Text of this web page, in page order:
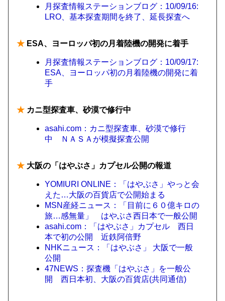
月探査情報ステーションブログ：10/09/16:
LRO、基本探査期間を終了、延長探査へ
★ ESA、ヨーロッパ初の月着陸機の開発に着手
月探査情報ステーションブログ：10/09/17:
ESA、ヨーロッパ初の月着陸機の開発に着
手
★ カニ型探査車、砂漠で修行中
asahi.com：カニ型探査車、砂漠で修行
中 ＮＡＳＡが模擬探査公開
★ 大阪の「はやぶさ」カプセル公開の報道
YOMIURI ONLINE：「はやぶさ」やっと会
えた…大阪の百貨店で公開始まる
MSN産経ニュース：「目前に６０億キロの
旅…感無量」 はやぶさ西日本で一般公開
asahi.com：「はやぶさ」カプセル 西日
本で初の公開 近鉄阿倍野
NHKニュース：「はやぶさ」 大阪で一般
公開
47NEWS：探査機「はやぶさ」を一般公
開 西日本初、大阪の百貨店(共同通信)